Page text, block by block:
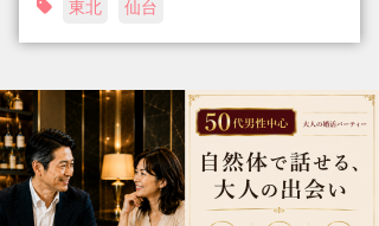
東北 仙台